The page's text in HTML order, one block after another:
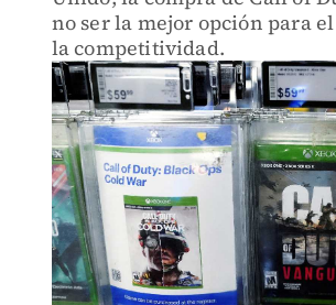
no ser la mejor opción para
la competitividad.